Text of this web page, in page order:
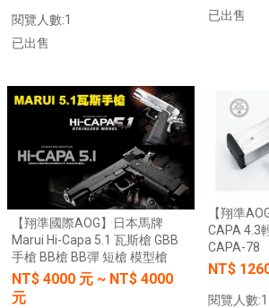
HK33 GBBR 瓦斯長槍 D-VF2-LHK33
NT$14800元 NT$ 元
加入購物車
【翔準AOG】G&G CM16-BATTO
CQB 裝飾彈電動槍 M-LOK CGG-
閱覽人數:1
已出售
加入購物車
已出售
【翔準國際AOG】日本馬牌
Marui Hi-Capa 5.1 瓦斯槍 GBB
手槍 BB槍 BB彈 短槍 模型槍
NT$4000元 ~ NT$4000
元
【翔準
CAPA 4.3
CAPA-78
NT$
閱覽人數:1